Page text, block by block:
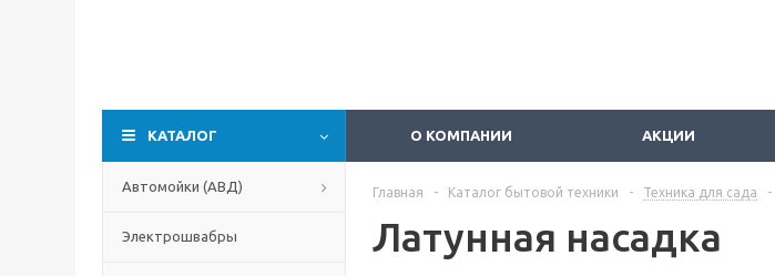
КАТАЛОГ О КОМПАНИИ АКЦИИ
Автомойки (АВД)
Электрошвабры
Главная - Каталог бытовой техники - Техника для сада -
Латунная насадка